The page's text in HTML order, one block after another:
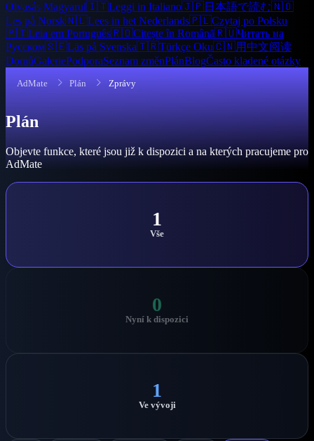
Olvasás Magyarul🇮🇹Leggi in Italiano🇯🇵日本語で読む🇳🇴
Les på Norsk🇳🇱Lees in het Nederlands🇵🇱Czytaj po Polsku
🇵🇹Leia em Português🇷🇴Citește în Română🇷🇺Читать на
Русском🇸🇪Läs på Svenska🇹🇷Türkçe Oku🇨🇳用中文阅读
DomůGaleriePodporaSeznam změnPlánBlogČasto kladené otázky
AdMate Plán Zprávy
Plán
Objevte funkce, které jsou již k dispozici a na kterých pracujeme pro
AdMate
1
Vše
0
Nyní k dispozici
1
Ve vývoji